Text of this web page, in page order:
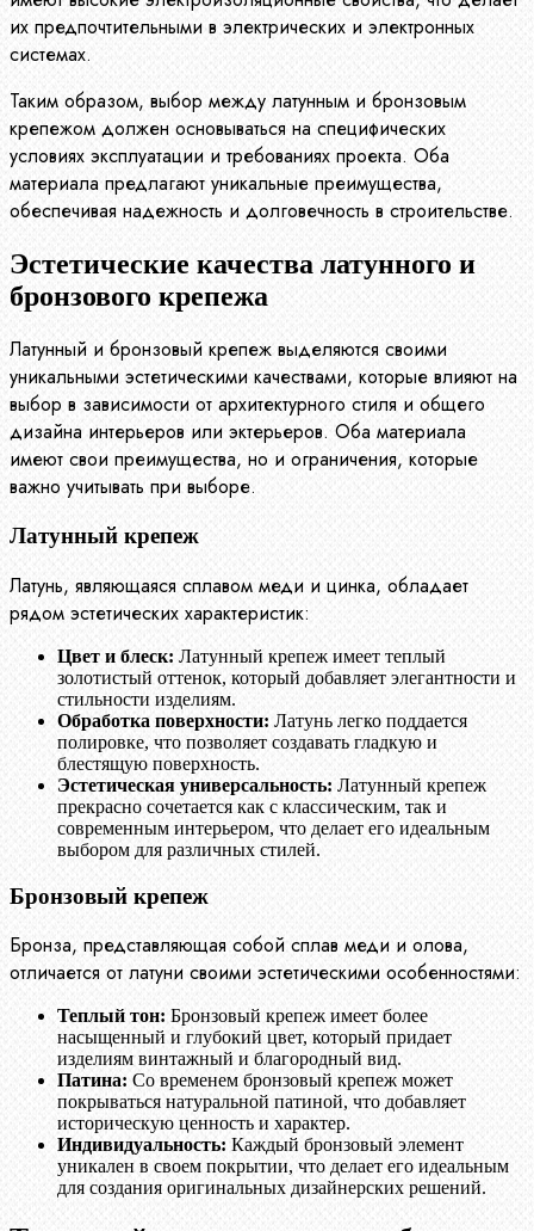
их предпочтительными в электрических и электронных
системах.
Таким образом, выбор между латунным и бронзовым
крепежом должен основываться на специфических
условиях эксплуатации и требованиях проекта. Оба
материала предлагают уникальные преимущества,
обеспечивая надежность и долговечность в строительстве.
Эстетические качества латунного и
бронзового крепежа
Латунный и бронзовый крепеж выделяются своими
уникальными эстетическими качествами, которые влияют на
выбор в зависимости от архитектурного стиля и общего
дизайна интерьеров или эктерьеров. Оба материала
имеют свои преимущества, но и ограничения, которые
важно учитывать при выборе.
Латунный крепеж
Латунь, являющаяся сплавом меди и цинка, обладает
рядом эстетических характеристик:
Цвет и блеск: Латунный крепеж имеет теплый
золотистый оттенок, который добавляет элегантности и
стильности изделиям.
Обработка поверхности: Латунь легко поддается
полировке, что позволяет создавать гладкую и
блестящую поверхность.
Эстетическая универсальность: Латунный крепеж
прекрасно сочетается как с классическим, так и
современным интерьером, что делает его идеальным
выбором для различных стилей.
Бронзовый крепеж
Бронза, представляющая собой сплав меди и олова,
отличается от латуни своими эстетическими особенностями:
Теплый тон: Бронзовый крепеж имеет более
насыщенный и глубокий цвет, который придает
изделиям винтажный и благородный вид.
Патина: Со временем бронзовый крепеж может
покрываться натуральной патиной, что добавляет
историческую ценность и характер.
Индивидуальность: Каждый бронзовый элемент
уникален в своем покрытии, что делает его идеальным
для создания оригинальных дизайнерских решений.